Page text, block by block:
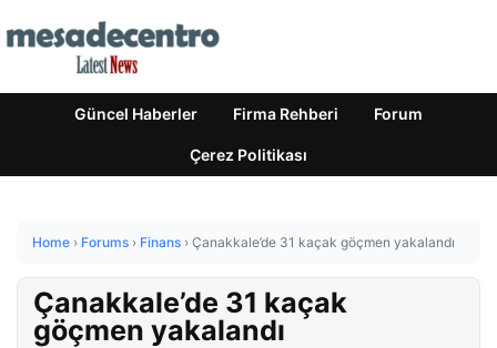
Güncel Haberler Firma Rehberi Forum
Çerez Politikası
Home › Forums › Finans › Çanakkale’de 31 kaçak göçmen yakalandı
Çanakkale’de 31 kaçak
göçmen yakalandı